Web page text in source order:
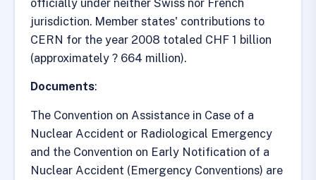
jurisdiction. Member states' contributions to
CERN for the year 2008 totaled CHF 1 billion
(approximately ? 664 million).
Documents:
The Convention on Assistance in Case of a
Nuclear Accident or Radiological Emergency
and the Convention on Early Notification of a
Nuclear Accident (Emergency Conventions) are